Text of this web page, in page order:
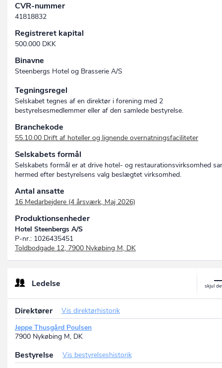
CVR-nummer
41818832
Registreret kapital
500.000 DKK
Binavne
Steenbergs Hotel og Brasserie A/S
Tegningsregel
Selskabet tegnes af en direktør i forening med 2
bestyrelsesmedlemmer eller af den samlede bestyrelse.
Branchekode
55.10.00 Drift af hoteller og lignende overnatningsfaciliteter
Selskabets formål
Selskabets formål er at drive hotel- og restaurationsvirksomhed
hermed efter bestyrelsens valg beslægtet virksomhed.
Antal ansatte
16 Medarbejdere (4 årsværk, Maj 2026)
Produktionsenheder
Hotel Steenbergs A/S
P-nr.: 1026435451
Toldbodgade 12, 7900 Nykøbing M, DK
Ledelse
Direktører
Vis direktørhistorik
Jeppe Thusgård Poulsen
7900 Nykøbing M, DK
Bestyrelse
Vis bestyrelseshistorik